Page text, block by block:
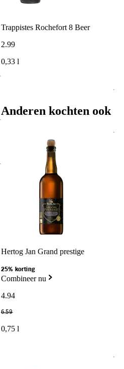
Trappistes Rochefort 8 Beer
2.99
0,33 l
Anderen kochten ook
Hertog Jan Grand prestige
25% korting
Combineer nu
4.94
6.59
0,75 l